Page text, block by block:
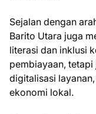
Sejalan dengan
Barito Utara juga
literasi dan inklusi
pembiayaan,
digitalisasi
ekonomi lokal.